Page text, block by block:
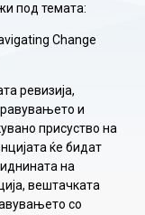
под темата:
Change
ревизија,
и
присуство на
ќе бидат
на
вештачката
со